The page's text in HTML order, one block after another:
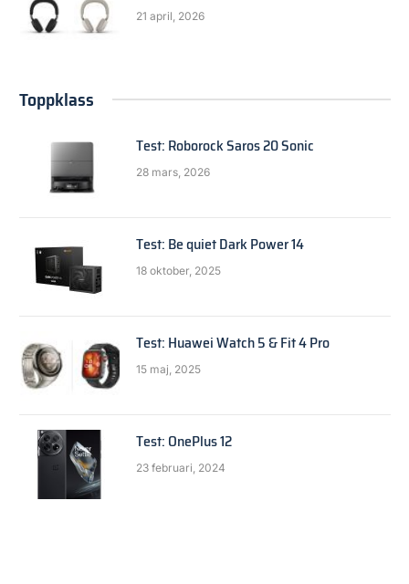
21 april, 2026
Toppklass
Test: Roborock Saros 20 Sonic
28 mars, 2026
Test: Be quiet Dark Power 14
18 oktober, 2025
Test: Huawei Watch 5 & Fit 4 Pro
15 maj, 2025
Test: OnePlus 12
23 februari, 2024
FRÅGA EXPERTEN